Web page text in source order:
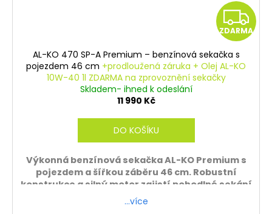
Z
D
ZDARMA
AL-KO 470 SP-A Premium – benzínová sekačka s
pojezdem 46 cm +prodloužená záruka + Olej AL-KO
10W-40 1l ZDARMA na zprovoznění sekačky
Skladem- ihned k odeslání
11 990 Kč
DO KOŠÍKU
Výkonná benzínová sekačka AL-KO Premium s
pojezdem a šířkou záběru 46 cm. Robustní
konstrukce a silný motor zajistí pohodlné sekání
středně velkých zahrad.
…více